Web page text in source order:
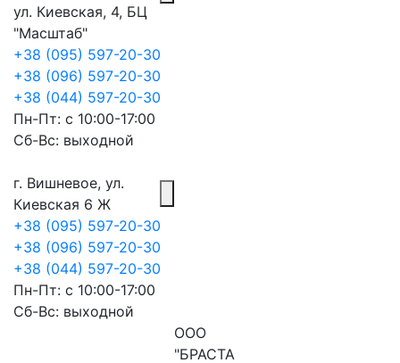
ул. Киевская, 4, БЦ
"Масштаб"
+38 (095) 597-20-30
+38 (096) 597-20-30
+38 (044) 597-20-30
Пн-Пт: с 10:00-17:00
Сб-Вс: выходной
г. Вишневое, ул.
Киевская 6 Ж
+38 (095) 597-20-30
+38 (096) 597-20-30
+38 (044) 597-20-30
Пн-Пт: с 10:00-17:00
Сб-Вс: выходной
ООО
"БРАСТА